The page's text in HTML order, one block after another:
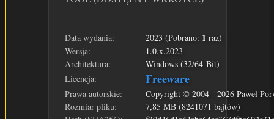
Data wydania: 2023 (Pobrano: 1 raz)
Wersja:
1.0.x.2023
Architektura:
Windows (32/64-Bit)
Licencja:
Freeware
Prawa autorskie:
Copyright © 2004 - 2026 Paweł
Rozmiar pliku:
7,85 MB (8241071 bajtów)